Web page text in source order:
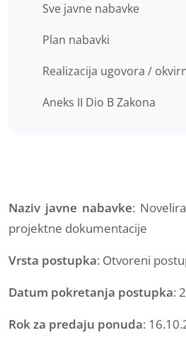
Sve javne nabavke
Plan nabavki
Realizacija ugovora /
Aneks II Dio B Zakona
Naziv javne nabavke:
projektne dokumentacije
Vrsta postupka: Otvoreni
Datum pokretanja postupka:
Rok za predaju ponuda: